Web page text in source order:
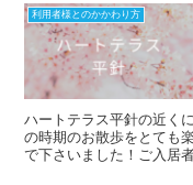
利用者様とのかかわり方
ハートテラス平針の近く
の時期のお散歩をとても
で下さいました！ご入居